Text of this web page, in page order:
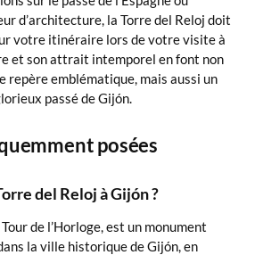
d’architecture, la Torre del Reloj doit
votre itinéraire lors de votre visite à
et son attrait intemporel en font non
repère emblématique, mais aussi un
passé de Gijón.
posées
del Reloj à Gijón ?
de l’Horloge, est un monument
la ville historique de Gijón, en